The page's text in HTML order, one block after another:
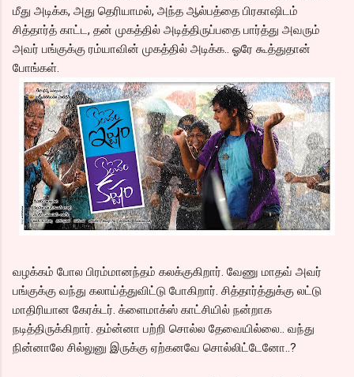
மீது அடிக்க, அது தெரியாமல், அந்த ஆல்பத்தை பிரகாஷிடம்
சித்தார்த் காட்ட, தன் முகத்தில் அடித்திருப்பதை பார்த்து அவரும்
அவர் பங்குக்கு ரம்யாவின் முகத்தில் அடிக்க.. ஓரே கூத்துதான்
போங்கள்.
வழக்கம் போல பிரம்மானந்தம் கலக்குகிறார். வேணு மாதவ் அவர்
பங்குக்கு வந்து கலாய்த்துவிட்டு போகிறார். சித்தார்த்துக்கு லட்டு
மாதிரியான கேரக்டர். க்ளைமாக்ஸ் காட்சியில் நன்றாக
நடித்திருக்கிறார். தம்ன்னா பற்றி சொல்ல தேவையில்லை.. வந்து
நின்னாலே சில்லுனு இருக்கு ஏற்கனவே சொல்லிட்டேனோ..?